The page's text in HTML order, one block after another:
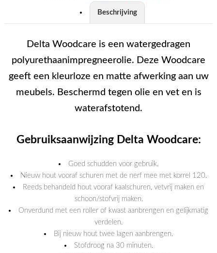
Beschrijving
Delta Woodcare is een watergedragen
polyurethaanimpregneerolie. Deze Woodcare
geeft een kleurloze en matte afwerking aan uw
meubels. Beschermd tegen olie en vet en is
waterafstotend.
Gebruiksaanwijzing Delta Woodcare:
Goed schudden voor gebruik.
Nieuw hout vooraf schuren met de nerf mee met korrel 120.
Reeds behandeld hout vooraf kaalschuren, vetvrij maken en
schoon/stofvrij maken.
Onverdund met een roller of kwast aanbrengen en gelijkmatig
verdelen.
Bij nieuw hout twee lagen aanbrengen.
Stofdroog na 30 minuten.